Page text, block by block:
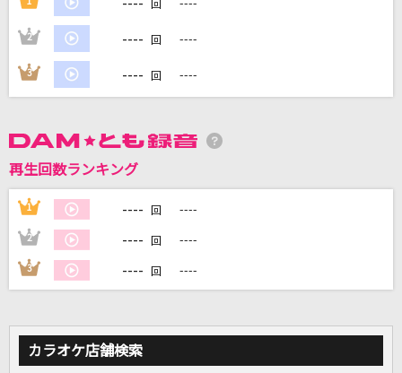
Mrs. GREEN APPLE
Magic of Love (J=J 2015 Ver.)
Juice=Juice
ずっと真夜中でいいのに。
Bling-Bang-Bang-Born
Creepy Nuts
回 ----
2 ---- 回 ----
3 ---- 回 ----
再生回数ランキング
1 ---- 回 ----
2 ---- 回 ----
3 ---- 回 ----
カラオケ店舗検索